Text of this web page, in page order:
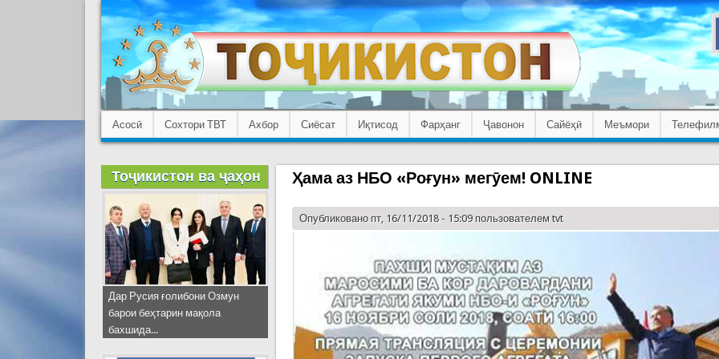
Асосӣ Сохтори ТВТ Ахбор Сиёсат Иқтисод Фарҳанг Ҷавонон Сайёҳӣ Меъмори
Ҳама аз НБО «Роғун» мегӯем! ONLINE
Опубликовано пт, 16/11/2018 - 15:09 пользователемtvt
Тоҷикистон ва ҷаҳон
Дар Русия ғолибони Озмун
барои беҳтарин мақола
бахшида...